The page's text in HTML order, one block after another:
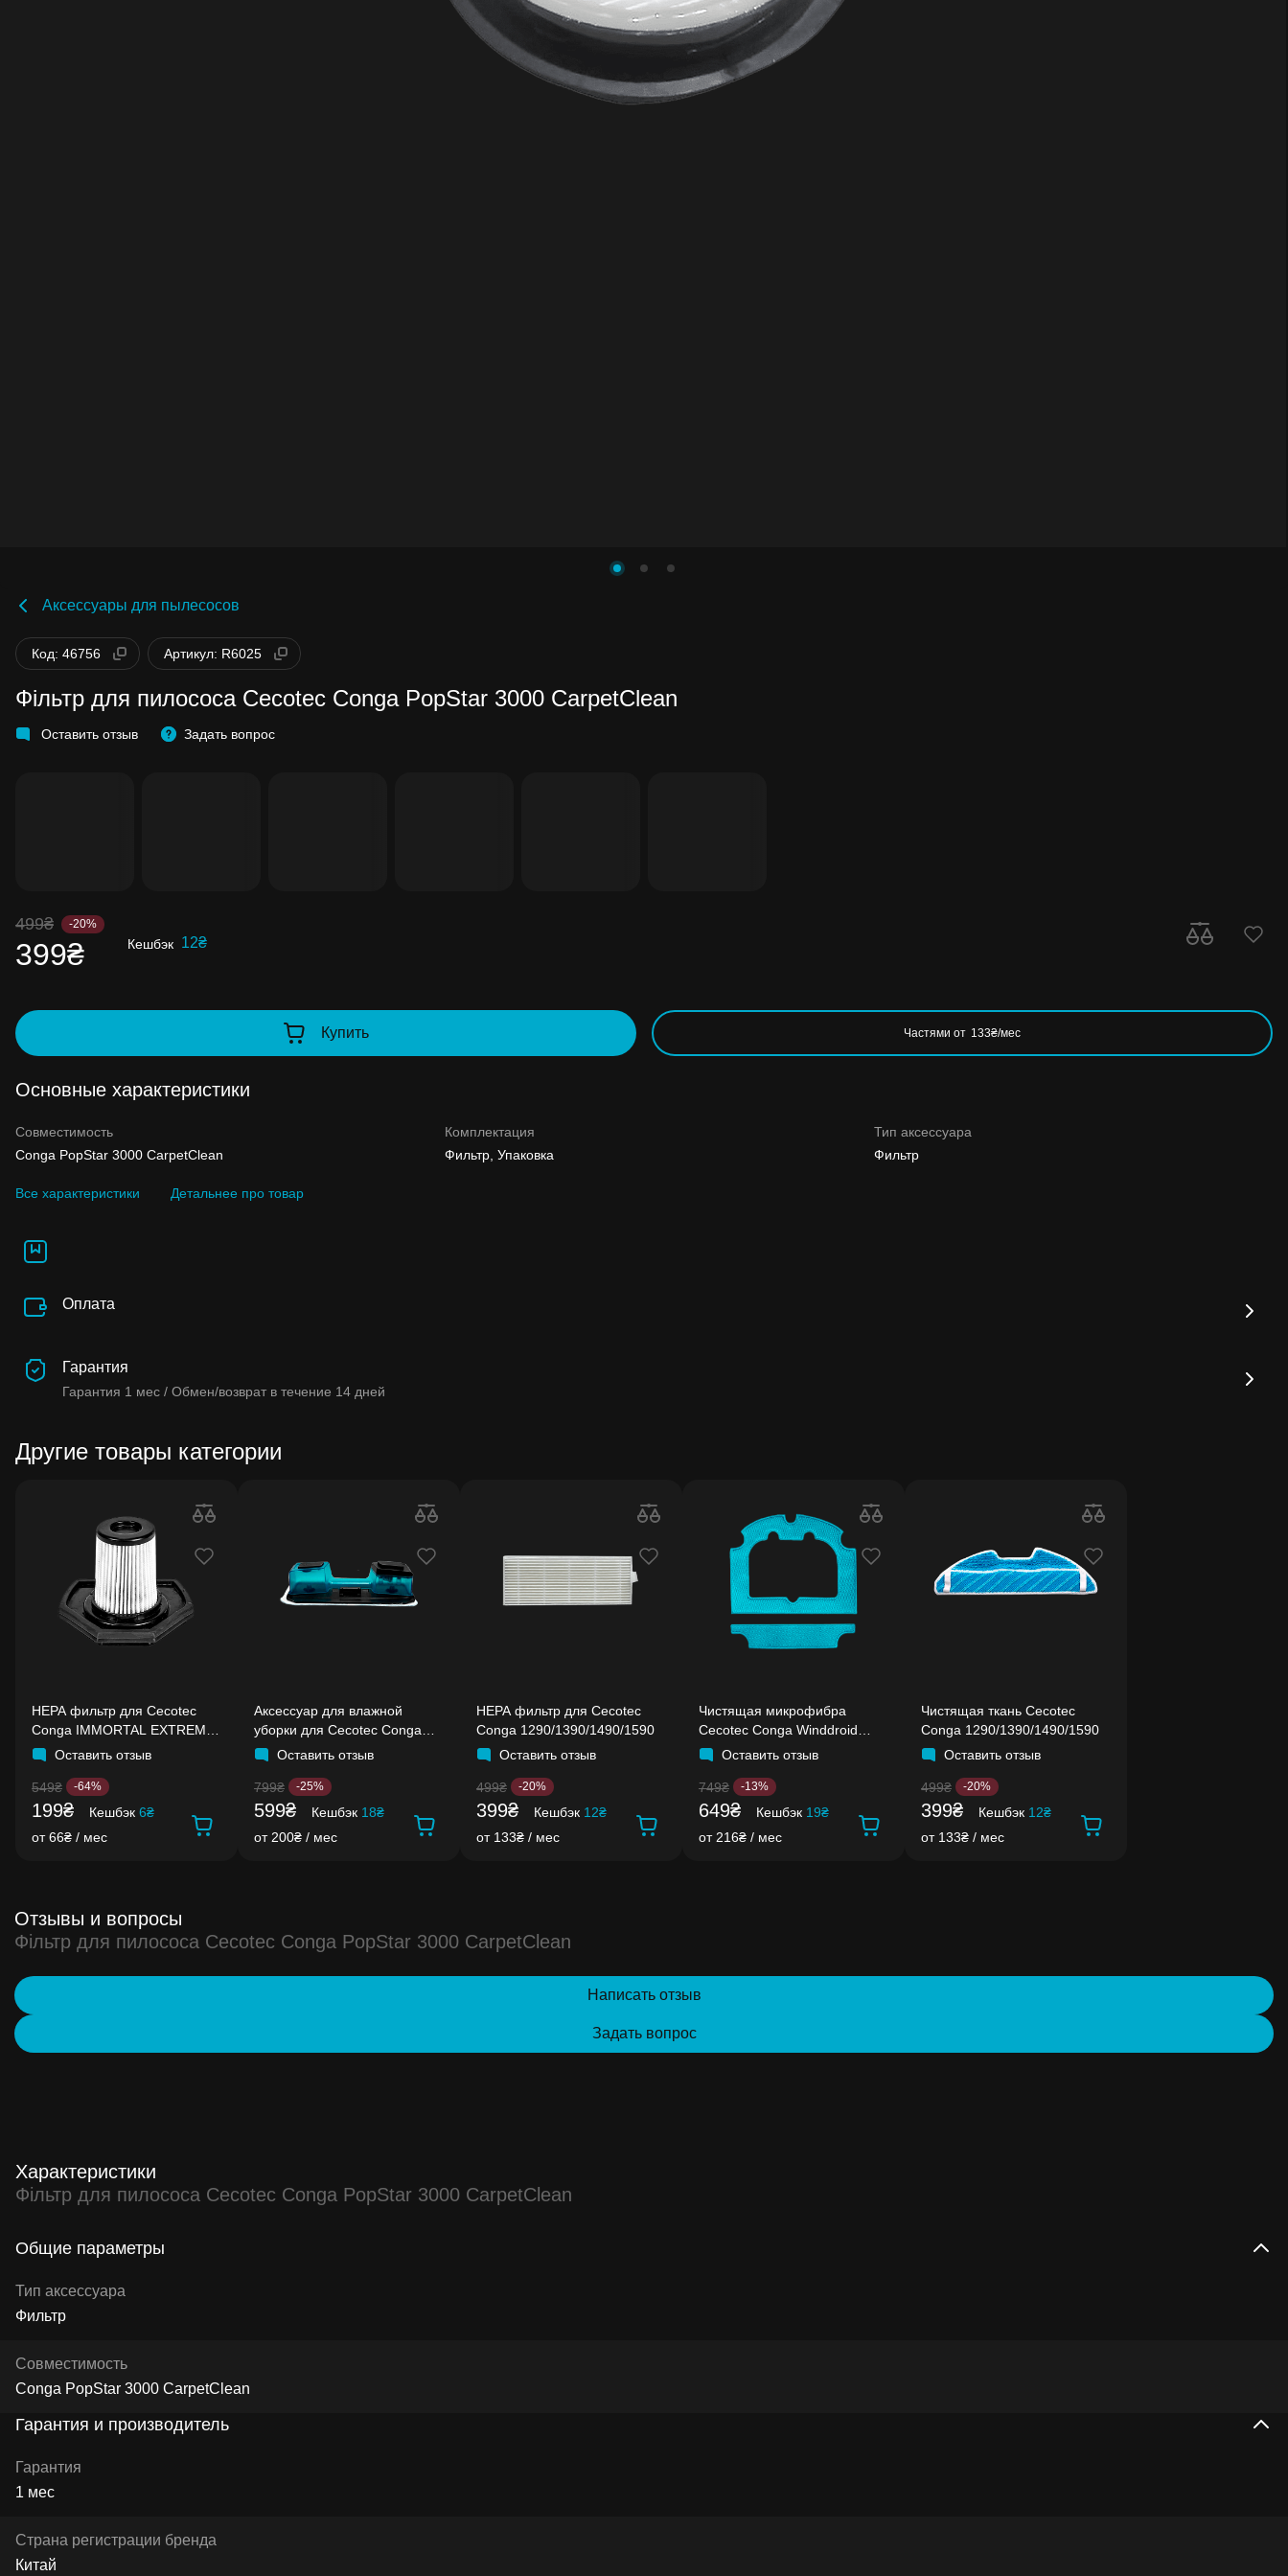
Аксессуары для пылесосов
Код: 46756 Артикул: R6025
Фільтр для пилососа Cecotec Conga PopStar 3000 CarpetClean
Оставить отзыв Задать вопрос
499₴ -20%
399₴ Кешбэк 12₴
Купить Частями от 133₴/мес
Основные характеристики
Совместимость
Conga PopStar 3000 CarpetClean
Комплектация
Фильтр, Упаковка
Тип аксессуара
Фильтр
Все характеристики Детальнее про товар
Оплата
Гарантия
Гарантия 1 мес / Обмен/возврат в течение 14 дней
Другие товары категории
HEPA фильтр для Cecotec
Conga IMMORTAL EXTREME
40'7V H2O
Оставить отзыв
549₴ -64%
199₴ Кешбэк 6₴
от 66₴ / мес
Аксессуар для влажной
уборки для Cecotec Conga
Rockstar
Оставить отзыв
799₴ -25%
599₴ Кешбэк 18₴
от 200₴ / мес
HEPA фильтр для Cecotec
Conga 1290/1390/1490/1590
Оставить отзыв
499₴ -20%
399₴ Кешбэк 12₴
от 133₴ / мес
Чистящая микрофибра
Cecotec Conga Winddroid
970/980
Оставить отзыв
749₴ -13%
649₴ Кешбэк 19₴
от 216₴ / мес
Чистящая ткань Cecotec
Conga 1290/1390/1490/1590
Оставить отзыв
499₴ -20%
399₴ Кешбэк 12₴
от 133₴ / мес
Отзывы и вопросы
Фільтр для пилососа Cecotec Conga PopStar 3000 CarpetClean
Написать отзыв
Задать вопрос
Характеристики
Фільтр для пилососа Cecotec Conga PopStar 3000 CarpetClean
Общие параметры
Тип аксессуара
Фильтр
Совместимость
Conga PopStar 3000 CarpetClean
Гарантия и производитель
Гарантия
1 мес
Страна регистрации бренда
Китай